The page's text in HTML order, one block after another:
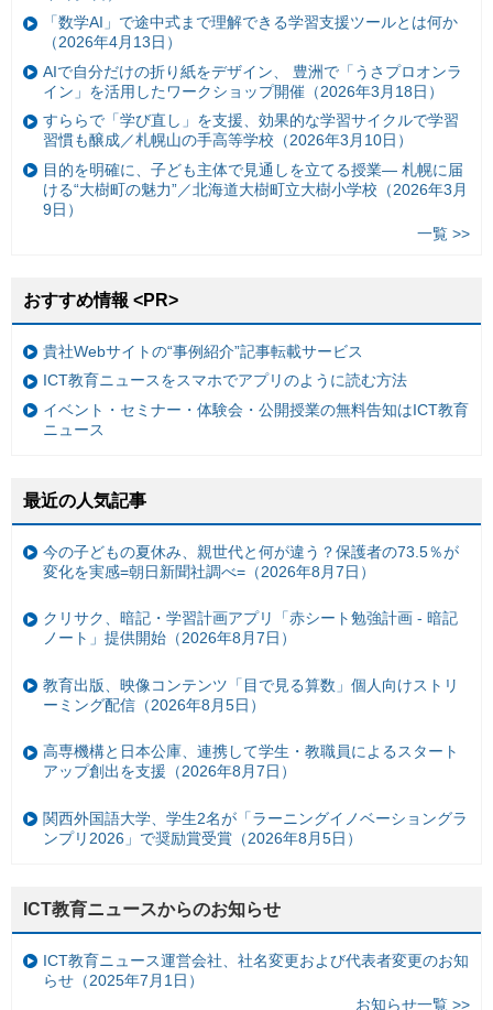
「数学AI」で途中式まで理解できる学習支援ツールとは何か
（2026年4月13日）
AIで自分だけの折り紙をデザイン、 豊洲で「うさプロオンラ
イン」を活用したワークショップ開催（2026年3月18日）
すららで「学び直し」を支援、効果的な学習サイクルで学習
習慣も醸成／札幌山の手高等学校（2026年3月10日）
目的を明確に、子ども主体で見通しを立てる授業— 札幌に届
ける“大樹町の魅力”／北海道大樹町立大樹小学校（2026年3月
9日）
一覧 >>
おすすめ情報 <PR>
貴社Webサイトの“事例紹介”記事転載サービス
ICT教育ニュースをスマホでアプリのように読む方法
イベント・セミナー・体験会・公開授業の無料告知はICT教育
ニュース
最近の人気記事
今の子どもの夏休み、親世代と何が違う？保護者の73.5％が
変化を実感=朝日新聞社調べ=（2026年8月7日）
クリサク、暗記・学習計画アプリ「赤シート勉強計画 - 暗記
ノート」提供開始（2026年8月7日）
教育出版、映像コンテンツ「目で見る算数」個人向けストリ
ーミング配信（2026年8月5日）
高専機構と日本公庫、連携して学生・教職員によるスタート
アップ創出を支援（2026年8月7日）
関西外国語大学、学生2名が「ラーニングイノベーショングラ
ンプリ2026」で奨励賞受賞（2026年8月5日）
ICT教育ニュースからのお知らせ
ICT教育ニュース運営会社、社名変更および代表者変更のお知
らせ（2025年7月1日）
お知らせ一覧 >>